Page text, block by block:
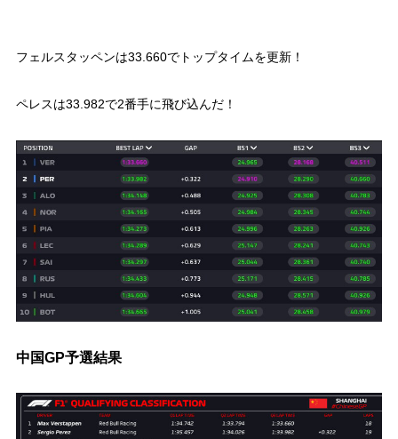
フェルスタッペンは33.660でトップタイムを更新！
ペレスは33.982で2番手に飛び込んだ！
中国GP予選結果